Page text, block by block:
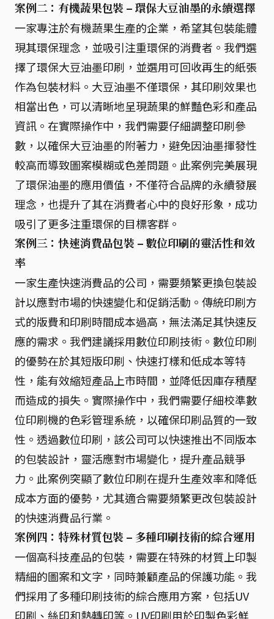
案例二：有機蔬果包裝 – 環保大豆油墨的永續選擇
一家專注於有機蔬果生產的企業，希望其包裝能體
現其環保理念，並吸引注重環保的消費者。我們選
擇了環保大豆油墨印刷，並選用可回收再生的紙張
作為包裝材料。大豆油墨不僅環保，其印刷效果也
相當出色，可以清晰地呈現蔬果的鮮豔色彩和產品
資訊。在實際操作中，我們需要仔細調整印刷參
數，以確保大豆油墨的附著力，避免因油墨揮發性
較高而導致圖案模糊或色差問題。此案例完美展現
了環保油墨的應用價值，不僅符合品牌的永續發展
理念，也提升了其在消費者心中的良好形象，成功
吸引了更多注重環保的目標客群。
案例三：快速消費品包裝 – 數位印刷的靈活性和效
率
一家生產快速消費品的公司，需要頻繁更換包裝設
計以應對市場的快速變化和促銷活動。傳統印刷方
式的版費和印刷時間成本過高，無法滿足其快速反
應的需求。我們建議採用數位印刷技術。數位印刷
的優勢在於其短版印刷、快速打樣和低成本等特
性，能有效縮短產品上市時間，並降低因庫存積壓
而造成的損失。實際操作中，我們需要仔細校準數
位印刷機的色彩管理系統，以確保印刷品質的一致
性。透過數位印刷，該公司可以快速推出不同版本
的包裝設計，靈活應對市場變化，提升產品競爭
力。此案例突顯了數位印刷在提升生產效率和降低
成本方面的優勢，尤其適合需要頻繁更改包裝設計
的快速消費品行業。
案例四：特殊材質包裝 – 多種印刷技術的綜合運用
一個高科技產品的包裝，需要在特殊的材質上印製
精細的圖案和文字，同時兼顧產品的保護功能。我
們採用了多種印刷技術的綜合應用方案，包括UV
印刷、絲印和熱轉印等。UV印刷用於印製色彩鮮